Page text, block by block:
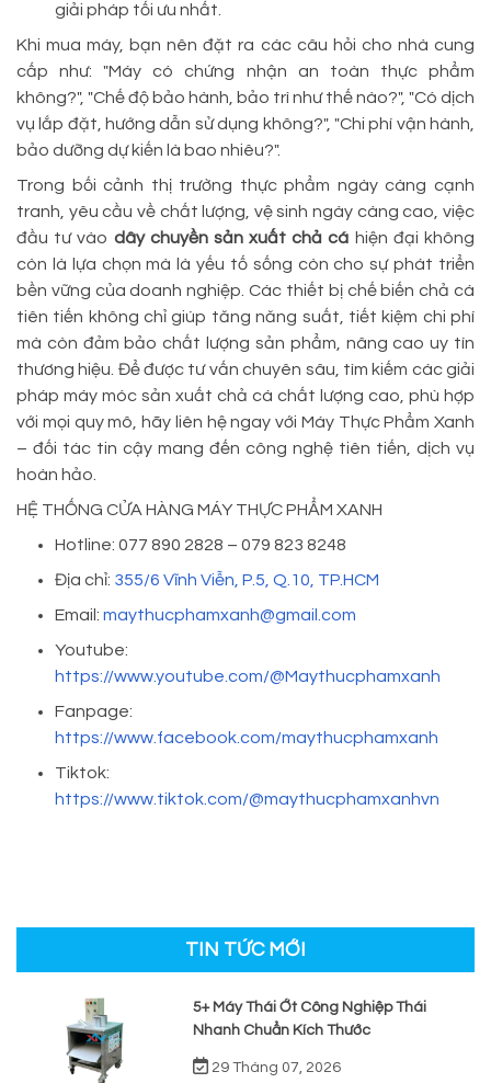
giải pháp tối ưu nhất.
Khi mua máy, bạn nên đặt ra các câu hỏi cho nhà cung
cấp như: "Máy có chứng nhận an toàn thực phẩm
không?", "Chế độ bảo hành, bảo trì như thế nào?", "Có dịch
vụ lắp đặt, hướng dẫn sử dụng không?", "Chi phí vận hành,
bảo dưỡng dự kiến là bao nhiêu?".
Trong bối cảnh thị trường thực phẩm ngày càng cạnh
tranh, yêu cầu về chất lượng, vệ sinh ngày càng cao, việc
đầu tư vào dây chuyền sản xuất chả cá hiện đại không
còn là lựa chọn mà là yếu tố sống còn cho sự phát triển
bền vững của doanh nghiệp. Các thiết bị chế biến chả cá
tiên tiến không chỉ giúp tăng năng suất, tiết kiệm chi phí
mà còn đảm bảo chất lượng sản phẩm, nâng cao uy tín
thương hiệu. Để được tư vấn chuyên sâu, tìm kiếm các giải
pháp máy móc sản xuất chả cá chất lượng cao, phù hợp
với mọi quy mô, hãy liên hệ ngay với Máy Thực Phẩm Xanh
– đối tác tin cậy mang đến công nghệ tiên tiến, dịch vụ
hoàn hảo.
HỆ THỐNG CỬA HÀNG MÁY THỰC PHẨM XANH
Hotline: 077 890 2828 – 079 823 8248
Địa chỉ: 355/6 Vĩnh Viễn, P.5, Q.10, TP.HCM
Email: maythucphamxanh@gmail.com
Youtube:
https://www.youtube.com/@Maythucphamxanh
Fanpage:
https://www.facebook.com/maythucphamxanh
Tiktok:
https://www.tiktok.com/@maythucphamxanhvn
TIN TỨC MỚI
5+ Máy Thái Ớt Công Nghiệp Thái
Nhanh Chuẩn Kích Thước
29 Tháng 07, 2026